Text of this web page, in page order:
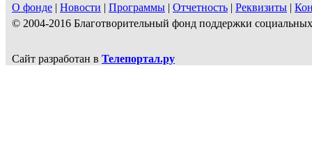
О фонде | Новости | Программы | Отчетность | Реквизиты |
© 2004-2016 Благотворительный фонд поддержки
Сайт разработан в Телепортал.ру